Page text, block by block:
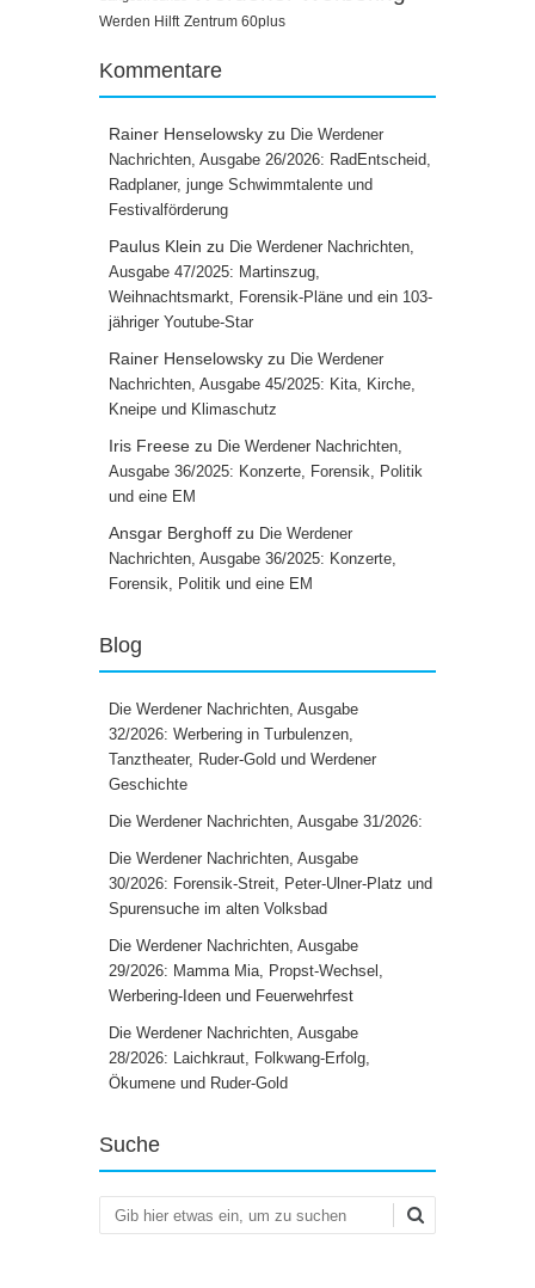
Werden Hilft Zentrum 60plus
Kommentare
Rainer Henselowsky zu Die Werdener
Nachrichten, Ausgabe 26/2026: RadEntscheid,
Radplaner, junge Schwimmtalente und
Festivalförderung
Paulus Klein zu Die Werdener Nachrichten,
Ausgabe 47/2025: Martinszug,
Weihnachtsmarkt, Forensik-Pläne und ein 103-
jähriger Youtube-Star
Rainer Henselowsky zu Die Werdener
Nachrichten, Ausgabe 45/2025: Kita, Kirche,
Kneipe und Klimaschutz
Iris Freese zu Die Werdener Nachrichten,
Ausgabe 36/2025: Konzerte, Forensik, Politik
und eine EM
Ansgar Berghoff zu Die Werdener
Nachrichten, Ausgabe 36/2025: Konzerte,
Forensik, Politik und eine EM
Blog
Die Werdener Nachrichten, Ausgabe
32/2026: Werbering in Turbulenzen,
Tanztheater, Ruder-Gold und Werdener
Geschichte
Die Werdener Nachrichten, Ausgabe 31/2026:
Die Werdener Nachrichten, Ausgabe
30/2026: Forensik-Streit, Peter-Ulner-Platz und
Spurensuche im alten Volksbad
Die Werdener Nachrichten, Ausgabe
29/2026: Mamma Mia, Propst-Wechsel,
Werbering-Ideen und Feuerwehrfest
Die Werdener Nachrichten, Ausgabe
28/2026: Laichkraut, Folkwang-Erfolg,
Ökumene und Ruder-Gold
Suche
Suchen